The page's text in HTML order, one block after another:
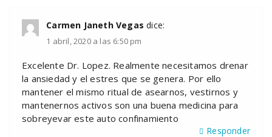
Carmen Janeth Vegas dice:
1 abril, 2020 a las 6:50 pm
Excelente Dr. Lopez. Realmente necesitamos drenar
la ansiedad y el estres que se genera. Por ello
mantener el mismo ritual de asearnos, vestirnos y
mantenernos activos son una buena medicina para
sobreyevar este auto confinamiento
Responder